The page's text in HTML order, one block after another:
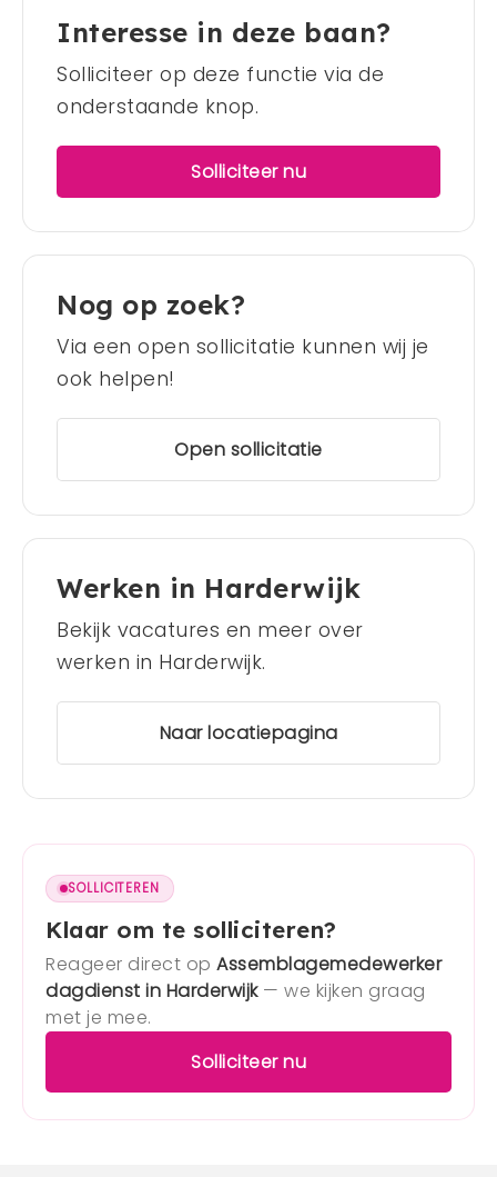
Interesse in deze baan?
Solliciteer op deze functie via de
onderstaande knop.
Solliciteer nu
Nog op zoek?
Via een open sollicitatie kunnen wij je
ook helpen!
Open sollicitatie
Werken in Harderwijk
Bekijk vacatures en meer over
werken in Harderwijk.
Naar locatiepagina
SOLLICITEREN
Klaar om te solliciteren?
Reageer direct op Assemblagemedewerker
dagdienst in Harderwijk— we kijken graag
met je mee.
Solliciteer nu